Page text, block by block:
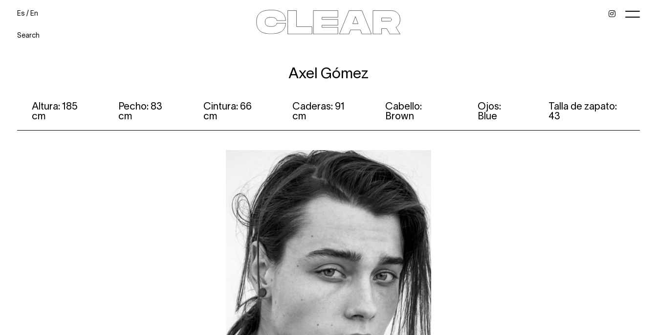
Es /En
Search
KidsBe a model
Axel Gómez
Altura: 185
cm
Pecho: 83
cm
Cintura: 66
cm
Caderas: 91
cm
Cabello:
Brown
Ojos:
Blue
Talla de zapato:
43